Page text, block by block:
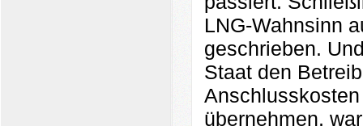
LNG-Wahnsinn
geschrieben.
Staat den
übernehmen,